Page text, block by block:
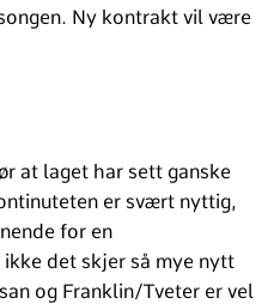
Ny kontrakt vil være
at laget har sett ganske
er svært nyttig,
for en
det skjer så mye nytt
og Franklin/Tveter er vel